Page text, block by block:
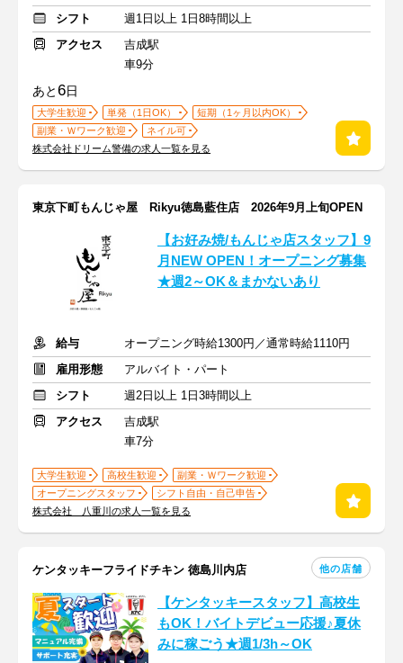
シフト
週1日以上 1日8時間以上
アクセス
吉成駅
車9分
あと6日
大学生歓迎 単発（1日OK）
短期（1ヶ月以内OK）
副業・Ｗワーク歓迎
ネイル可
株式会社ドリーム警備の求人一覧を見る
東京下町もんじゃ屋 Rikyu徳島藍住店 2026年9月上旬OPEN
【お好み焼/もんじゃ店スタッフ】9
月NEW OPEN！オープニング募集
★週2～OK＆まかないあり
給与
オープニング時給1300円／通常時給1110円
雇用形態
アルバイト・パート
シフト
週2日以上 1日3時間以上
アクセス
吉成駅
車7分
大学生歓迎 高校生歓迎
副業・Ｗワーク歓迎
オープニングスタッフ
シフト自由・自己申告
株式会社 八重川の求人一覧を見る
ケンタッキーフライドチキン 徳島川内店 他の店舗
【ケンタッキースタッフ】高校生
もOK！バイトデビュー応援♪夏休
みに稼ごう★週1/3h～OK